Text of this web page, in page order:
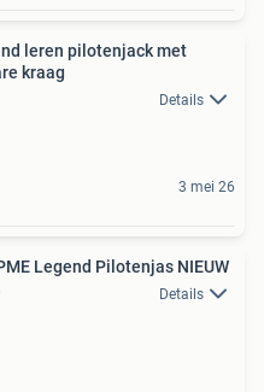
leren pilotenjack met
kraag
Details
3 mei 26
Legend Pilotenjas NIEUW
Details